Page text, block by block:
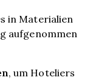
in Materialien
aufgenommen
, um Hoteliers